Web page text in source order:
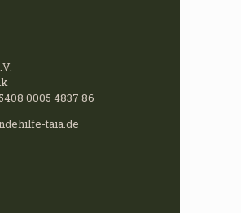
0005 4837 86
taia.de